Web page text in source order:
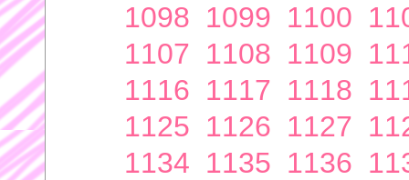
1098 1099 1100
1107 1108 1109
1116 1117 1118
1125 1126 1127
1134 1135 1136